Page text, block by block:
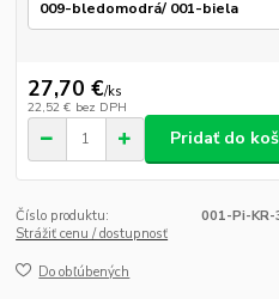
27,70 €/ks
22,52 € bez DPH
Pridať do
Číslo produktu:
001-Pi-KR-
Strážiť cenu / dostupnosť
Do obľúbených